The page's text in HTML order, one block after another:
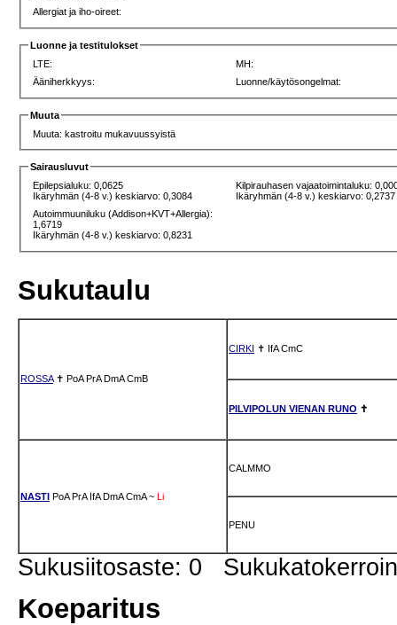
Allergiat ja iho-oireet:
Luonne ja testitulokset
LTE:
MH:
Ääniherkkyys:
Luonne/käytösongelmat:
Muuta
Muuta: kastroitu mukavuussyistä
Sairausluvut
Epilepsialuku: 0,0625
Ikäryhmän (4-8 v.) keskiarvo: 0,3084
Kilpirauhasen vajaatoimintaluku:
Ikäryhmän (4-8 v.) keskiarvo: 0,2737
Autoimmuuniluku (Addison+KVT+Allergia):
1,6719
Ikäryhmän (4-8 v.) keskiarvo: 0,8231
Sukutaulu
ROSSA✝ PoA PrA DmA CmB
CIRKI ✝ IfA CmC
PILVIPOLUN VIENAN RUNO ✝
NASTI PoA PrA IfA DmA CmA ~ Li
CALMMO
PENU
Sukusiitosaste: 0
Koeparitus